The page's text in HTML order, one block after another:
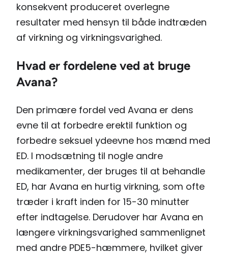
konsekvent produceret overlegne
resultater med hensyn til både indtræden
af ​​virkning og virkningsvarighed.
Hvad er fordelene ved at bruge
Avana?
Den primære fordel ved Avana er dens
evne til at forbedre erektil funktion og
forbedre seksuel ydeevne hos mænd med
ED. I modsætning til nogle andre
medikamenter, der bruges til at behandle
ED, har Avana en hurtig virkning, som ofte
træder i kraft inden for 15-30 minutter
efter indtagelse. Derudover har Avana en
længere virkningsvarighed sammenlignet
med andre PDE5-hæmmere, hvilket giver